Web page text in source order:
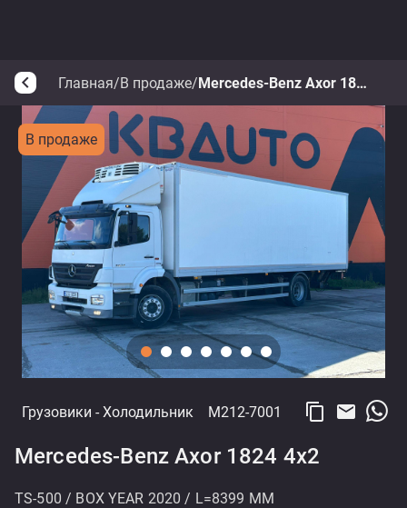
arrow_back_ios Главная/В продаже/ Mercedes-Benz Axor 1824 4x2
В продаже
Грузовики - Холодильник M212-7001 content_copy email
Mercedes-Benz Axor 1824 4x2
TS-500 / BOX YEAR 2020 / L=8399 MM